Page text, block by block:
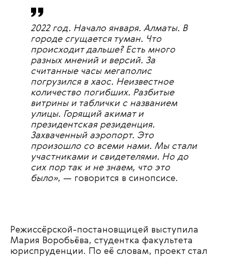
2022 год. Начало января. Алматы. В
городе сгущается туман. Что
происходит дальше? Есть много
разных мнений и версий. За
считанные часы мегаполис
погрузился в хаос. Неизвестное
количество погибших. Разбитые
витрины и таблички с названием
улицы. Горящий акимат и
президентская резиденция.
Захваченный аэропорт. Это
произошло со всеми нами. Мы стали
участниками и свидетелями. Но до
сих пор так и не знаем, что это
было», — говорится в синопсисе.
Режиссёрской-постановщицей выступила
Мария Воробьёва, студентка факультета
юриспруденции. По её словам, проект стал